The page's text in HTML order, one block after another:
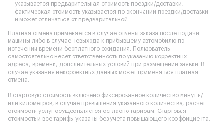
указывается предварительная стоимость поездки/доставки,
фактическая стоимость указывается по окончании поездки/доставки
и может отличаться от предварительной.
Платная отмена применяется в случае отмены заказа после подачи
машины либо в случае невыхода к прибывшему автомобилю по
истечении времени бесплатного ожидания. Пользователь
самостоятельно несет ответственность по указанию корректных
адреса, времени, дополнительных условий при размещении заявки. В
случае указания некорректных данных может применяться платная
отмена.
В стартовую стоимость включено фиксированное количество минут и/
или километров, в случае превышения указанного количества, расчет
стоимости услуг осуществляется согласно тарифам. Стартовая
стоимость и все тарифы указаны без учета повышающего коэффициента.